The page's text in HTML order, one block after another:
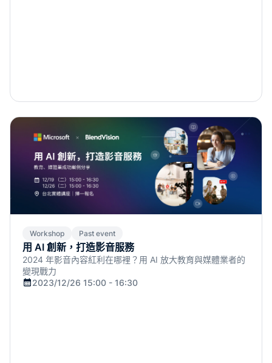
Workshop Past event
用 AI 創新，打造影音服務
2024 年影音內容紅利在哪裡？用 AI 放大教育與媒體業者的
變現戰力
2023/12/26 15:00 - 16:30